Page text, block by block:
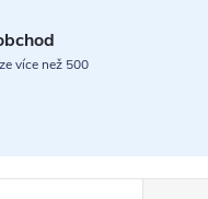
více než 500